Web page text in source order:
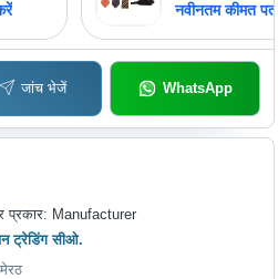
नवीनतम कीमत
जांच भेजें WhatsApp
प्रकार: Manufacturer
ट्रेडिंग सीओ.
मेरठ